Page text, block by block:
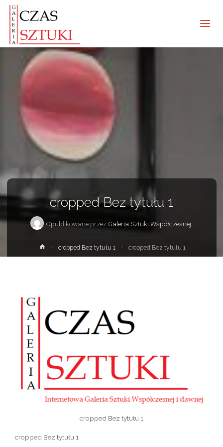
cropped Bez tytułu 1
Opublikowane przez Galeria Sztuki Współczesnej
Strona
główna
cropped Bez tytułu 1 cropped Bez tytułu 1
cropped Bez tytułu 1
cropped Bez tytułu 1